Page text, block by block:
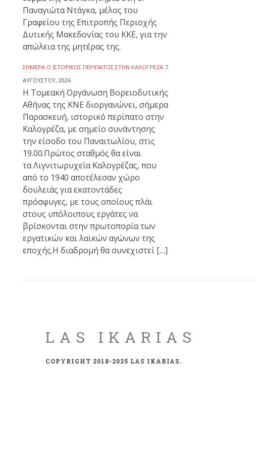
Παναγιώτα Ντάγκα, μέλος του
Γραφείου της Επιτροπής Περιοχής
Δυτικής Μακεδονίας του ΚΚΕ, για την
απώλεια της μητέρας της.
ΣΉΜΕΡΑ Ο ΙΣΤΟΡΙΚΌΣ ΠΕΡΊΠΑΤΟΣ ΣΤΗΝ ΚΑΛΟΓΡΈΖΑ 7
ΑΥΓΟΎΣΤΟΥ, 2026
Η Τομεακή Οργάνωση Βορειοδυτικής
Αθήνας της ΚΝΕ διοργανώνει, σήμερα
Παρασκευή, ιστορικό περίπατο στην
Καλογρέζα, με σημείο συνάντησης
την είσοδο του Παναιτωλίου, στις
19.00.Πρώτος σταθμός θα είναι
τα Λιγνιτωρυχεία Καλογρέζας, που
από το 1940 αποτέλεσαν χώρο
δουλειάς για εκατοντάδες
πρόσφυγες, με τους οποίους πλάι
στους υπόλοιπους εργάτες να
βρίσκονται στην πρωτοπορία των
εργατικών και λαϊκών αγώνων της
εποχής.Η διαδρομή θα συνεχιστεί […]
LAS IKARIAS
COPYRIGHT 2018-2025 LAS IKARIAS.